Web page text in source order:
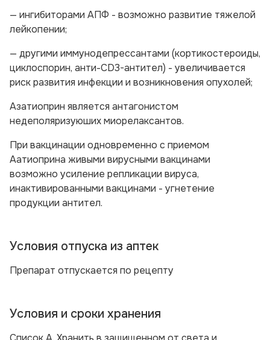
— ингибиторами АПФ - возможно развитие тяжелой
лейкопении;
— другими иммунодепрессантами (кортикостероиды,
циклоспорин, анти-СD3-антител) - увеличивается
риск развития инфекции и возникновения опухолей;
Азатиоприн является антагонистом
недеполяризуюших миорелаксантов.
При вакцинации одновременно с приемом
Аатиоприна живыми вирусными вакцинами
возможно усиление репликации вируса,
инактивированными вакцинами - угнетение
продукции антител.
Условия отпуска из аптек
Препарат отпускается по рецепту
Условия и сроки хранения